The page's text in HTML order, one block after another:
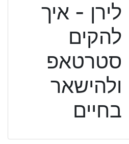
לירן - איך
להקים
סטרטאפ
ולהישאר
בחיים